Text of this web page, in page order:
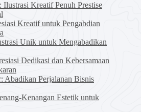
Kreatif Penuh Prestise
Kreatif untuk Pengabdian
Unik untuk Mengabadikan
Dedikasi dan Kebersamaan
Abadikan Perjalanan Bisnis
Kenangan Estetik untuk